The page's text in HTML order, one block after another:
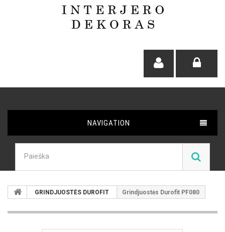
NAVIGATION
GRINDJUOSTĖS DUROFIT Grindjuostės Durofit PF080